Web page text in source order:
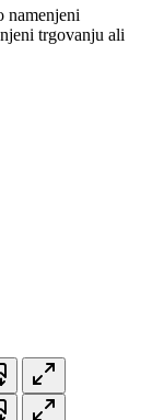
namenjeni
trgovanju ali